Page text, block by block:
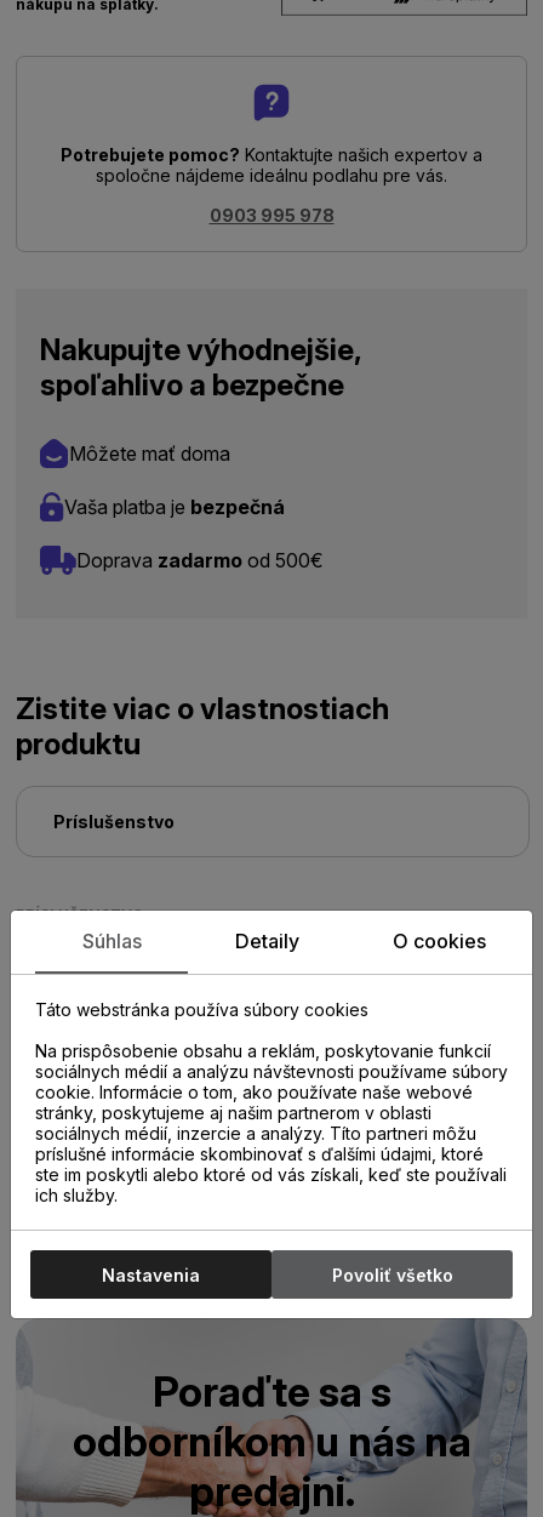
nákupu na splátky.
Potrebujete pomoc? Kontaktujte našich expertov a
spoločne nájdeme ideálnu podlahu pre vás.
0903 995 978
Nakupujte výhodnejšie,
spoľahlivo a bezpečne
Môžete mať doma
Vaša platba je bezpečná
Doprava zadarmo od 500€
Zistite viac o vlastnostiach
produktu
Príslušenstvo
PRÍSLUŠENSTVO
Poraďte sa s
odborníkom u nás na
predajni.
Súhlas Detaily O cookies
Táto webstránka používa súbory cookies
Na prispôsobenie obsahu a reklám, poskytovanie funkcií
sociálnych médií a analýzu návštevnosti používame súbory
cookie. Informácie o tom, ako používate naše webové
stránky, poskytujeme aj našim partnerom v oblasti
sociálnych médií, inzercie a analýzy. Títo partneri môžu
príslušné informácie skombinovať s ďalšími údajmi, ktoré
ste im poskytli alebo ktoré od vás získali, keď ste používali
ich služby.
Nastavenia Povoliť všetko